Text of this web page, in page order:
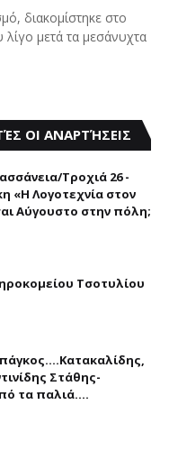
διακομίστηκε στο
λίγο μετά τα μεσάνυχτα
ΟΙ ΑΝΑΡΤΉΣΕΙΣ
Τροχιά 26 -
«Η Λογοτεχνία στον
Αύγουστο στην πόλη;
Τσοτυλίου
Στάθης-
τα παλιά....